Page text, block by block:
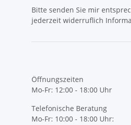
Bitte senden Sie mir
jederzeit widerruflich
Öffnungszeiten
Mo-Fr: 12:00 - 18:00 Uhr
Telefonische Beratung
Mo-Fr: 10:00 - 18:00 Uhr: